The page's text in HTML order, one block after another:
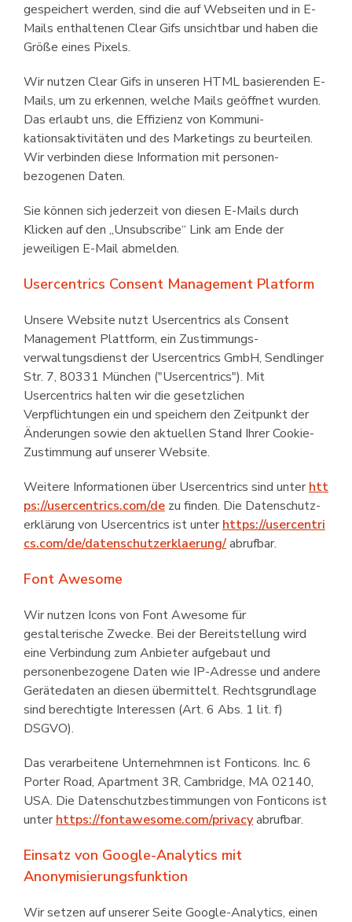
gespeichert werden, sind die auf Webseiten und in E-
Mails enthaltenen Clear Gifs unsichtbar und haben die
Größe eines Pixels.
Wir nutzen Clear Gifs in unseren HTML basierenden E-
Mails, um zu erkennen, welche Mails geöffnet wurden.
Das erlaubt uns, die Effizienz von Kommuni­
kationsaktivitäten und des Marketings zu beurteilen.
Wir verbinden diese Information mit personen­
bezogenen Daten.
Sie können sich jederzeit von diesen E-Mails durch
Klicken auf den „Unsubscribe“ Link am Ende der
jeweiligen E-Mail abmelden.
Usercentrics Consent Management Platform
Unsere Website nutzt Usercentrics als Consent
Management Plattform, ein Zustimmungs­
verwaltungsdienst der Usercentrics GmbH, Sendlinger
Str. 7, 80331 München ("Usercentrics"). Mit
Usercentrics halten wir die gesetzlichen
Verpflichtungen ein und speichern den Zeitpunkt der
Änderungen sowie den aktuellen Stand Ihrer Cookie-
Zustimmung auf unserer Website.
Weitere Informationen über Usercentrics sind unter htt
ps://usercentrics.com/de zu finden. Die Daten­schutz­
erklärung von Usercentrics ist unter https://usercentri
cs.com/de/datenschutzerklaerung/abrufbar.
Font Awesome
Wir nutzen Icons von Font Awesome für
gestalterische Zwecke. Bei der Bereit­stellung wird
eine Verbindung zum Anbieter aufgebaut und
personen­bezogene Daten wie IP-Adresse und andere
Gerätedaten an diesen übermittelt. Rechtsgrundlage
sind berechtigte Interessen (Art. 6 Abs. 1 lit. f)
DSGVO).
Das verarbeitene Unternehmnen ist Fonticons. Inc. 6
Porter Road, Apartment 3R, Cambridge, MA 02140,
USA. Die Datenschutzbestimmungen von Fonticons ist
unter https://fontawesome.com/privacyabrufbar.
Einsatz von Google-Analytics mit
Anonymisierungsfunktion
Wir setzen auf unserer Seite Google-Analytics, einen